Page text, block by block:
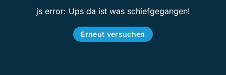
js error: Ups da ist was schiefgegangen!
Erneut versuchen